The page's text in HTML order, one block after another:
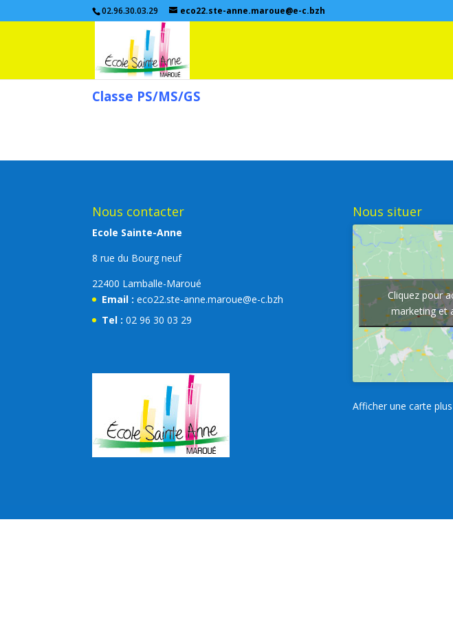
02.96.30.03.29 eco22.ste-anne.maroue@e-c.bzh
Classe PS/MS/GS
Nous contacter
Ecole Sainte-Anne
8 rue du Bourg neuf
22400 Lamballe-Maroué
Email : eco22.ste-anne.maroue@e-c.bzh
Tel : 02 96 30 03 29
Nous situer
Cliquez pour
marketing et
Afficher une carte